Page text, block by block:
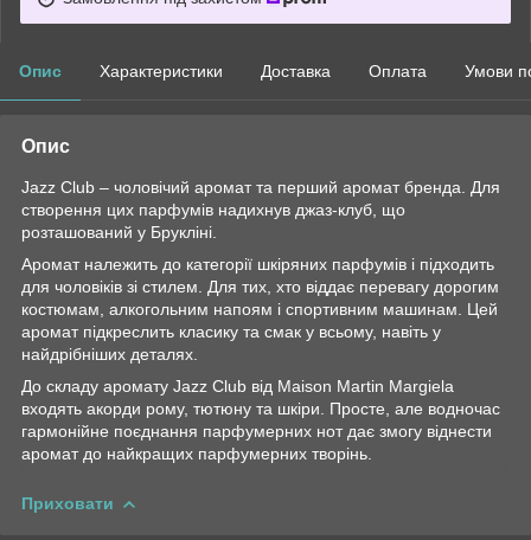
Опис Характеристики Доставка Оплата Умови
Опис
Jazz Club – чоловічий аромат та перший аромат бренда. Для
створення цих парфумів надихнув джаз-клуб, що
розташований у Брукліні.
Аромат належить до категорії шкіряних парфумів і підходить
для чоловіків зі стилем. Для тих, хто віддає перевагу дорогим
костюмам, алкогольним напоям і спортивним машинам. Цей
аромат підкреслить класику та смак у всьому, навіть у
найдрібніших деталях.
До складу аромату Jazz Club від Maison Martin Margiela
входять акорди рому, тютюну та шкіри. Просте, але водночас
гармонійне поєднання парфумерних нот дає змогу віднести
аромат до найкращих парфумерних творінь.
Приховати